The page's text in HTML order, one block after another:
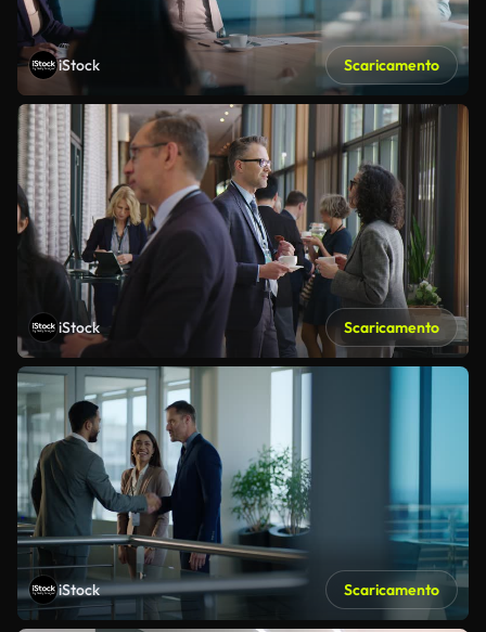
iStock Scaricamento
iStock Scaricamento
iStock Scaricamento